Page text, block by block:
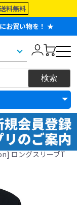
送料無料
お買い物を！ ★
ロングスリーブT